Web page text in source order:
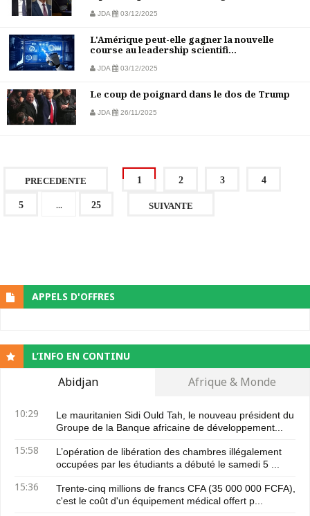
JDA 03/12/2025
L'Amérique peut-elle gagner la nouvelle
course au leadership scientifi...
JDA 03/12/2025
Le coup de poignard dans le dos de Trump
JDA 26/11/2025
PRECEDENTE 1 2 3 4
5 ... 25 SUIVANTE
APPELS D'OFFRES
L’INFO EN CONTINU
Abidjan Afrique & Monde
10:29
Le mauritanien Sidi Ould Tah, le nouveau président du
Groupe de la Banque africaine de développement...
15:58
L’opération de libération des chambres illégalement
occupées par les étudiants a débuté le samedi 5 ...
15:36
Trente-cinq millions de francs CFA (35 000 000 FCFA),
c'est le coût d'un équipement médical offert p...